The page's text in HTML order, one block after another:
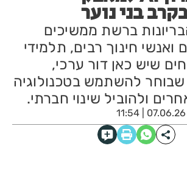
בני נוער
ברשת ממשיכים
ואנשי חינוך רבים, תלמידי
שיש כאן דור ערכי,
שבוחר להשתמש בטכנולוגיה
ולהוביל שינוי חברתי.
07.06.26 | 11:54